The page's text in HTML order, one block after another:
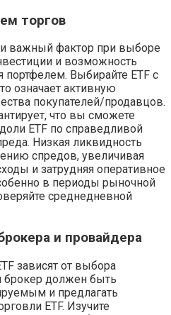
торгов
важный фактор при выборе
и возможность
Выбирайте ETF с
означает активную
покупателей/продавцов.
что вы сможете
ETF по справедливой
Низкая ликвидность
спредов, увеличивая
и затрудняя оперативное
в периоды рыночной
среднедневной
и провайдера
зависят от выбора
должен быть
и предлагать
ETF. Изучите